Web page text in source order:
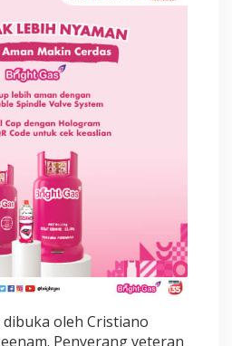
oleh Cristiano
Penyerang veteran